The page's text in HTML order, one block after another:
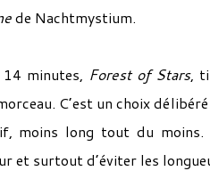
de Nachtmystium.
14 minutes, Forest of Stars,
C’est un choix
moins long tout du
et surtout d’éviter les